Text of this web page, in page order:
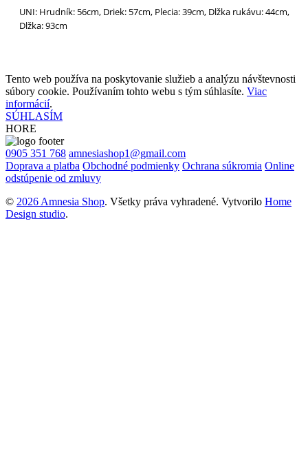
UNI: Hrudník: 56cm, Driek: 57cm, Plecia: 39cm, Dlžka rukávu: 44cm,
Dlžka: 93cm
Tento web používa na poskytovanie služieb a analýzu návštevnosti
súbory cookie. Používaním tohto webu s tým súhlasíte. Viac
informácií.
SÚHLASÍM
HORE
0905 351 768 amnesiashop1@gmail.com
Doprava a platba Obchodné podmienky Ochrana súkromia Online
odstúpenie od zmluvy
© 2026 Amnesia Shop. Všetky práva vyhradené. Vytvorilo Home
Design studio.